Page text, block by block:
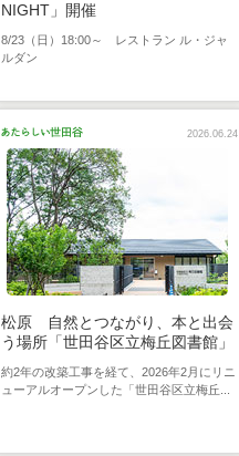
NIGHT」開催
8/23（日）18:00～ レストラン ル・ジャ
ルダン
2026.06.24
松原 自然とつながり、本と出会
う場所「世田谷区立梅丘図書館」
約2年の改築工事を経て、2026年2月にリニ
ューアルオープンした「世田谷区立梅丘...